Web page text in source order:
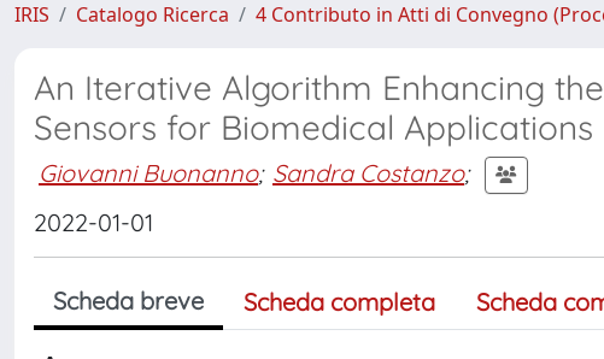
IRIS Catalogo Ricerca 4 Contributo in Atti di Convegno
An Iterative Algorithm Enhancing
Sensors for Biomedical Applications
Giovanni Buonanno; Sandra Costanzo;
2022-01-01
Scheda breve Scheda completa Scheda